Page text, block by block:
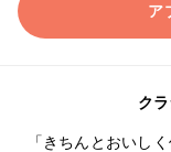
ア
ク
「きちんとおいし